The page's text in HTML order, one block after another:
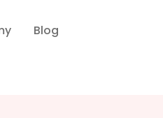
Blog